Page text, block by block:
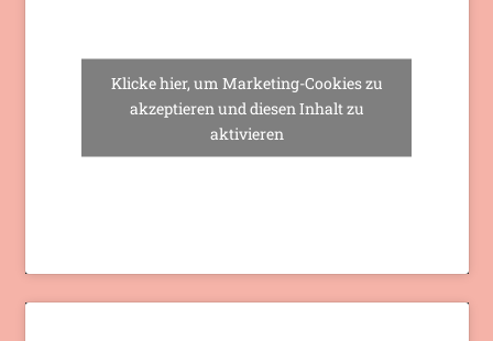
Klicke hier, um Marketing-Cookies zu
akzeptieren und diesen Inhalt zu
aktivieren